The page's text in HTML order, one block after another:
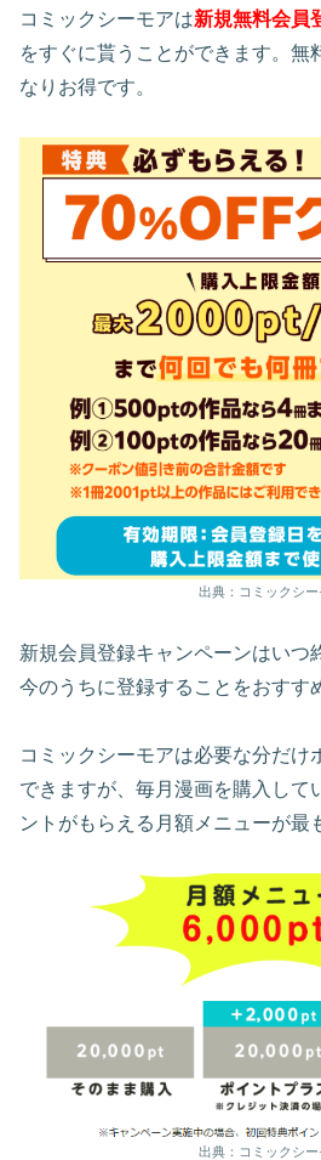
コミックシーモアは新規無料会員
をすぐに貰うことができます。無
なりお得です。
出典：コミックシー
新規会員登録キャンペーンはいつ
今のうちに登録することをおすす
コミックシーモアは必要な分だけ
できますが、毎月漫画を購入して
ントがもらえる月額メニューが最
出典：コミックシー